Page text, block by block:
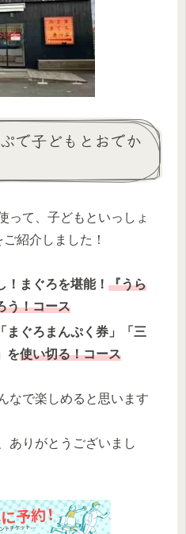
で子どもとおでか
て、子どもといっしょ
紹介しました！
！まぐろを堪能！『うら
う！コース
まぐろまんぷく券」「三
を使い切る！コース
なで楽しめると思います
ありがとうございまし